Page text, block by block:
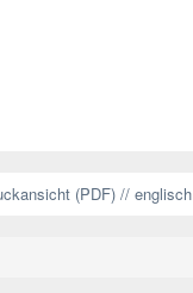
(PDF) // englisch